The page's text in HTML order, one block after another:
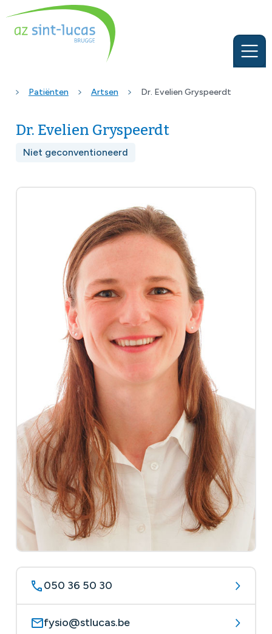
Patiënten Artsen Dr. Evelien Gryspeerdt
Dr. Evelien Gryspeerdt
Niet geconventioneerd
050 36 50 30
fysio@stlucas.be